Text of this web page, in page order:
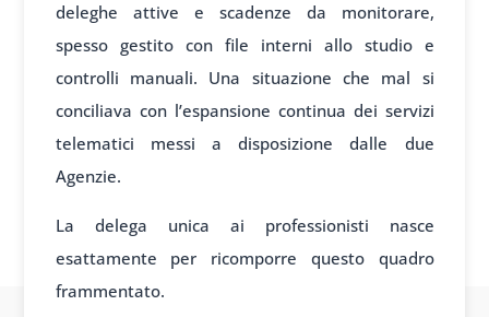
deleghe attive e scadenze da monitorare,
spesso gestito con file interni allo studio e
controlli manuali. Una situazione che mal si
conciliava con l’espansione continua dei servizi
telematici messi a disposizione dalle due
Agenzie.
La delega unica ai professionisti nasce
esattamente per ricomporre questo quadro
frammentato.